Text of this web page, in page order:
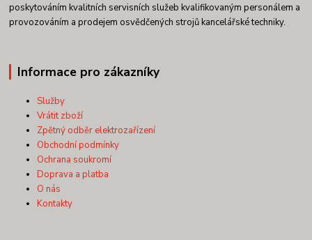
poskytováním kvalitních servisních služeb kvalifikovaným personálem a
provozováním a prodejem osvědčených strojů kancelářské techniky.
Informace pro zákazníky
Služby
Vrátit zboží
Zpětný odběr elektrozařízení
Obchodní podmínky
Ochrana soukromí
Doprava a platba
O nás
Kontakty